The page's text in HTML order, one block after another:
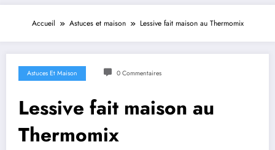
Accueil Astuces et maison Lessive fait maison au Thermomix
Astuces Et Maison 0 Commentaires
Lessive fait maison au
Thermomix